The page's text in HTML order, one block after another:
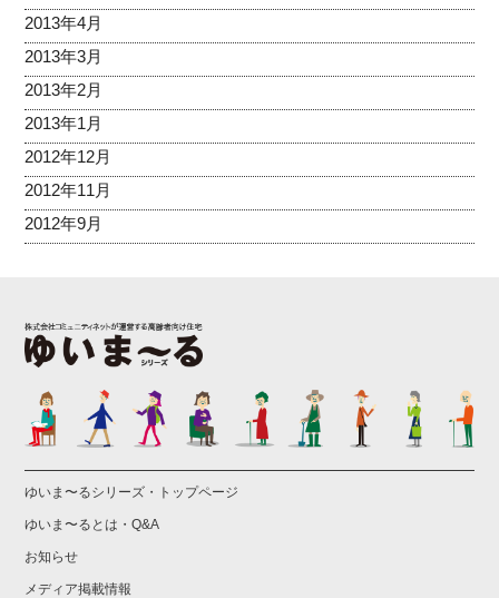
2013年4月
2013年3月
2013年2月
2013年1月
2012年12月
2012年11月
2012年9月
ゆいま〜るシリーズ・トップページ
ゆいま〜るとは・Q&A
お知らせ
メディア掲載情報